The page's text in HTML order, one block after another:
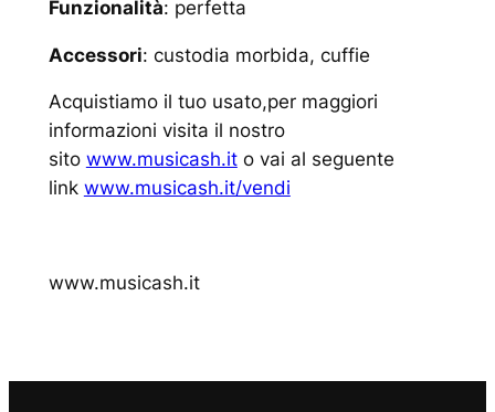
Funzionalità: perfetta
Accessori: custodia morbida, cuffie
Acquistiamo il tuo usato,per maggiori
informazioni visita il nostro
sito www.musicash.ito vai al seguente
link www.musicash.it/vendi
www.musicash.it